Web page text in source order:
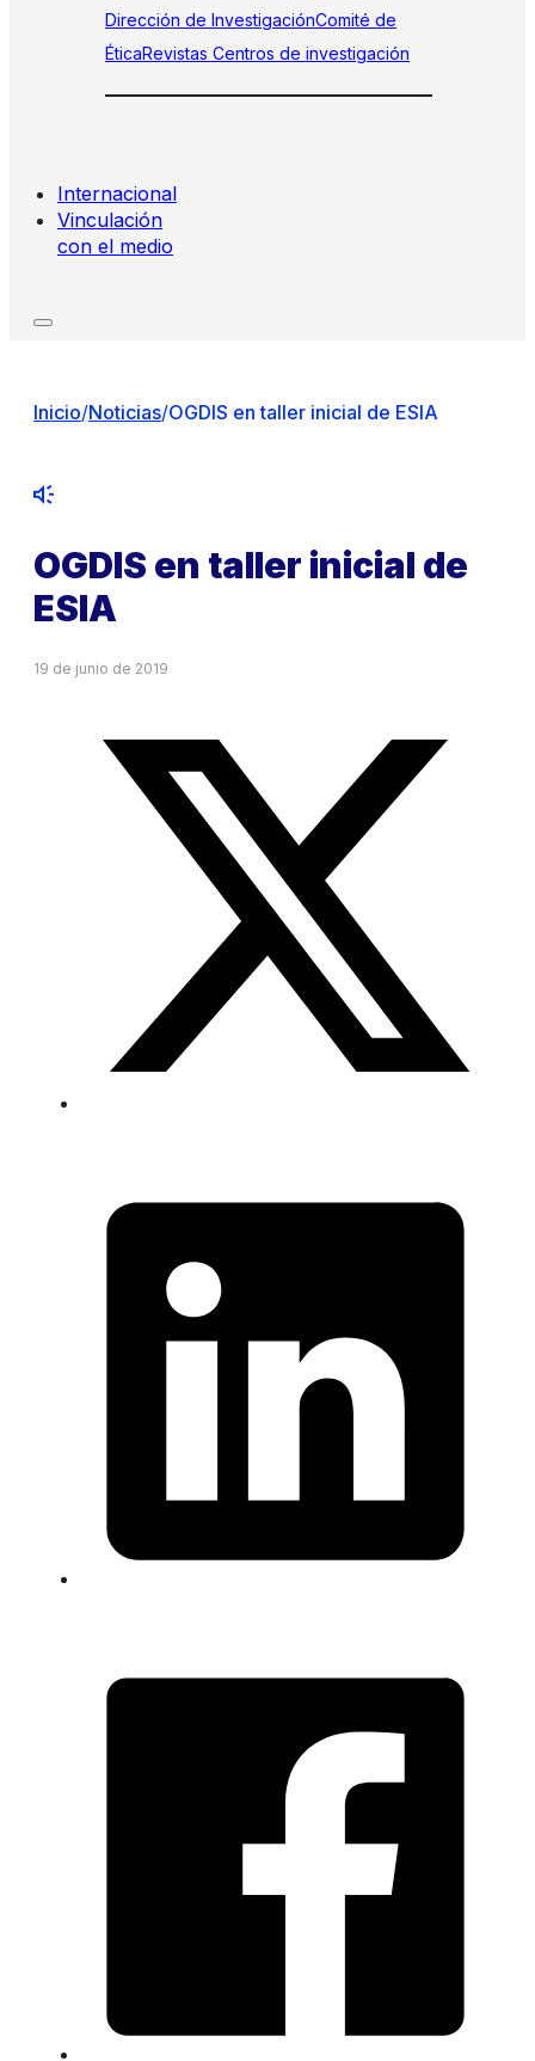
Dirección de InvestigaciónComité de
ÉticaRevistas Centros de investigación
Internacional
Vinculación
con el medio
Inicio/Noticias/OGDIS en taller inicial de ESIA
OGDIS en taller inicial de
ESIA
19 de junio de 2019